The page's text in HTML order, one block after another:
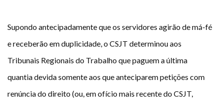
Supondo antecipadamente que os servidores agirão de má-fé
e receberão em duplicidade, o CSJT determinou aos
Tribunais Regionais do Trabalho que paguem a última
quantia devida somente aos que anteciparem petições com
renúncia do direito (ou, em ofício mais recente do CSJT,